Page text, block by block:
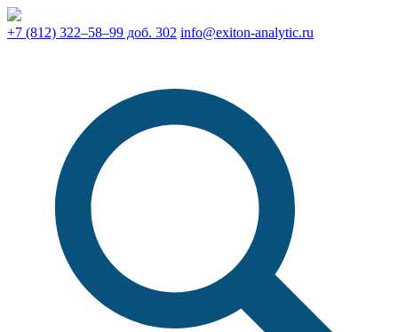
+7 (812) 322–58–99 доб. 302 info@exiton-analytic.ru